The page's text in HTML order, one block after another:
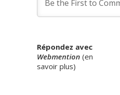
Répondez avec
Webmention (en
savoir plus)